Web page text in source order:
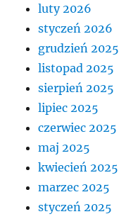
luty 2026
styczeń 2026
grudzień 2025
listopad 2025
sierpień 2025
lipiec 2025
czerwiec 2025
maj 2025
kwiecień 2025
marzec 2025
styczeń 2025